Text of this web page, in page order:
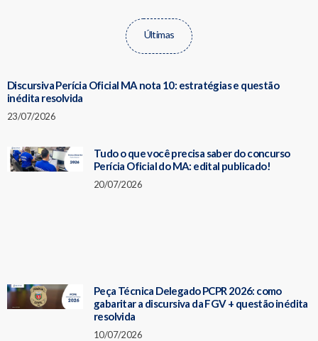
Últimas
Discursiva Perícia Oficial MA nota 10: estratégias e questão
inédita resolvida
23/07/2026
Tudo o que você precisa saber do concurso
Perícia Oficial do MA: edital publicado!
20/07/2026
Peça Técnica Delegado PCPR 2026: como
gabaritar a discursiva da FGV + questão inédita
resolvida
10/07/2026